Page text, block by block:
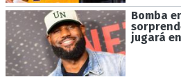
Bomba
jugará